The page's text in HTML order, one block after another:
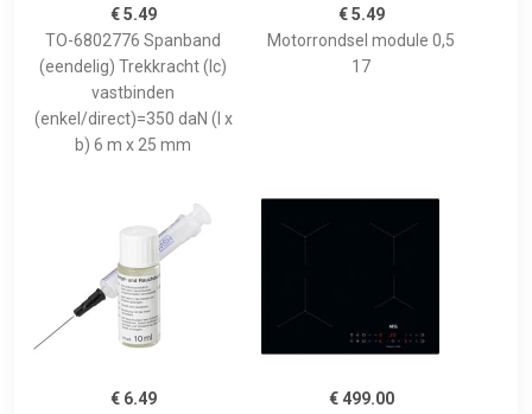
€ 5.49
TO-6802776 Spanband
(eendelig) Trekkracht (lc)
vastbinden
(enkel/direct)=350 daN (l x
b) 6 m x 25 mm
€ 5.49
Motorrondsel module 0,5
17
€ 6.49
€ 499.00